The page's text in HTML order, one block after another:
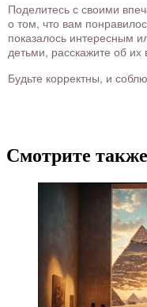
Поделитесь с своими
о том, что вам
показалось интересным
детьми, расскажите об их
Будьте корректны, и
Смотрите